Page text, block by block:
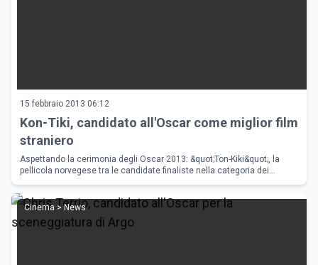
15 febbraio 2013 06:12
Kon-Tiki, candidato all'Oscar come miglior film
straniero
Aspettando la cerimonia degli Oscar 2013: &quot;Ton-Kiki&quot;, la
pellicola norvegese tra le candidate finaliste nella categoria dei
Cinema > News